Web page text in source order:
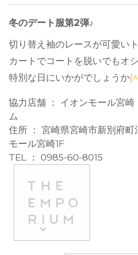
冬のデート服第2弾♪
切り替え袖のレースが可愛い
カートでコートを脱いでもオ
特別な日にいかがでしょうか
協力店舗 ： イオンモール宮崎
ム
住所 ： 宮崎県宮崎市新別府町
モール宮崎1F
TEL ： 0985-60-8015